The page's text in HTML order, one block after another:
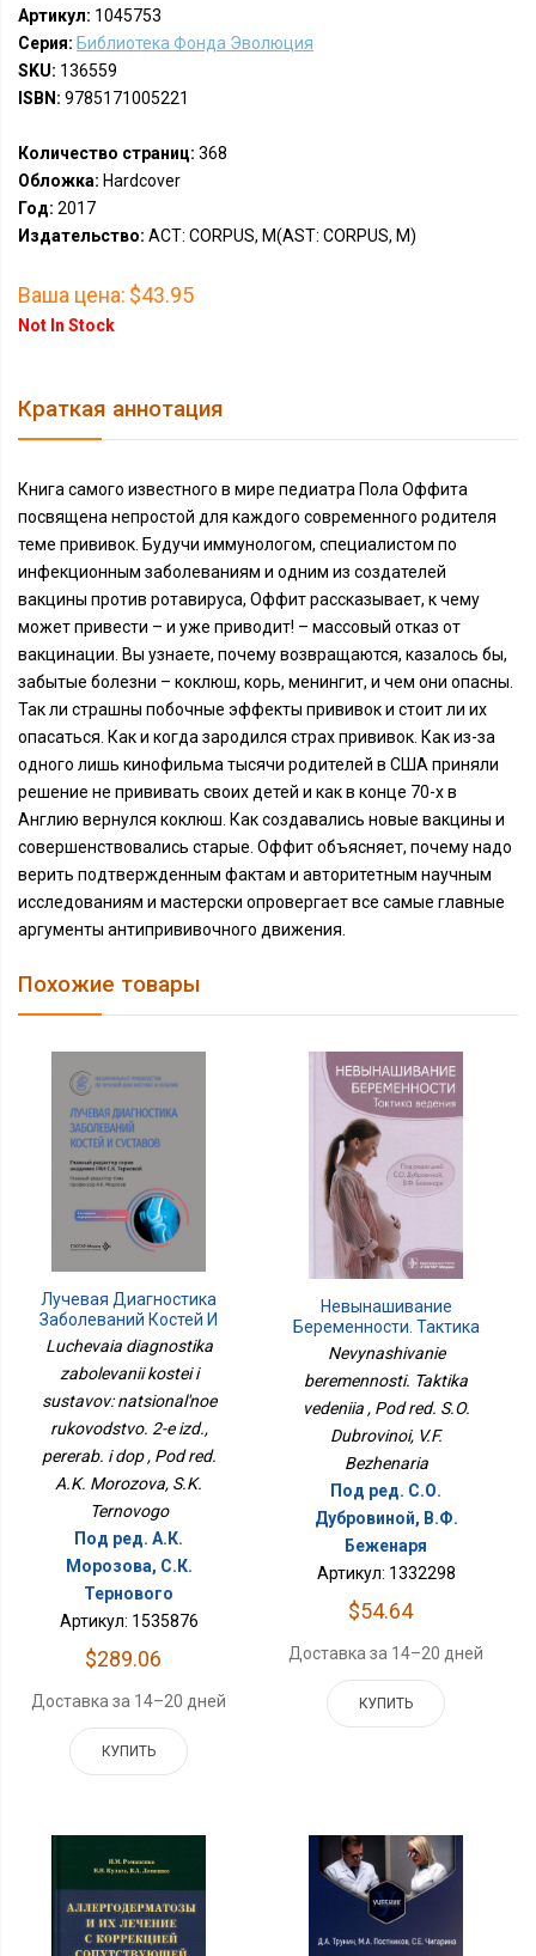
Артикул: 1045753
Серия: Библиотека Фонда Эволюция
SKU: 136559
ISBN: 9785171005221
Количество страниц: 368
Обложка: Hardcover
Год: 2017
Издательство: АСТ: CORPUS, М(AST: CORPUS, M)
Ваша цена: $43.95
Not In Stock
Краткая аннотация
Книга самого известного в мире педиатра Пола Оффита
посвящена непростой для каждого современного родителя
теме прививок. Будучи иммунологом, специалистом по
инфекционным заболеваниям и одним из создателей
вакцины против ротавируса, Оффит рассказывает, к чему
может привести – и уже приводит! – массовый отказ от
вакцинации. Вы узнаете, почему возвращаются, казалось бы,
забытые болезни – коклюш, корь, менингит, и чем они опасны.
Так ли страшны побочные эффекты прививок и стоит ли их
опасаться. Как и когда зародился страх прививок. Как из-за
одного лишь кинофильма тысячи родителей в США приняли
решение не прививать своих детей и как в конце 70-х в
Англию вернулся коклюш. Как создавались новые вакцины и
совершенствовались старые. Оффит объясняет, почему надо
верить подтвержденным фактам и авторитетным научным
исследованиям и мастерски опровергает все самые главные
аргументы антипрививочного движения.
Похожие товары
Лучевая Диагностика
Заболеваний Костей И
Суставов:
Национальное
Руководство. 2-Е Изд.,
Перераб. И Доп
Luchevaia diagnostika
zabolevanii kostei i
sustavov: natsional'noe
rukovodstvo. 2-e izd.,
pererab. i dop , Pod red.
A.K. Morozova, S.K.
Ternovogo
Под ред. А.К.
Морозова, С.К.
Тернового
Артикул: 1535876
$289.06
Доставка за 14–20 дней
КУПИТЬ
Невынашивание
Беременности. Тактика
Ведения
Nevynashivanie
beremennosti. Taktika
vedeniia , Pod red. S.O.
Dubrovinoi, V.F.
Bezhenaria
Под ред. С.О.
Дубровиной, В.Ф.
Беженаря
Артикул: 1332298
$54.64
Доставка за 14–20 дней
КУПИТЬ